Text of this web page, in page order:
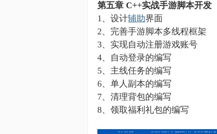
第五章 C++实战手游脚本开发
1、设计辅助界面
2、完善手游脚本多线程框架
3、实现自动注册游戏账号
4、 自动登录的编写
5、主线任务的编写
6、 单人副本的编写
7、 清理背包的编写
8、领取福利礼包的编写